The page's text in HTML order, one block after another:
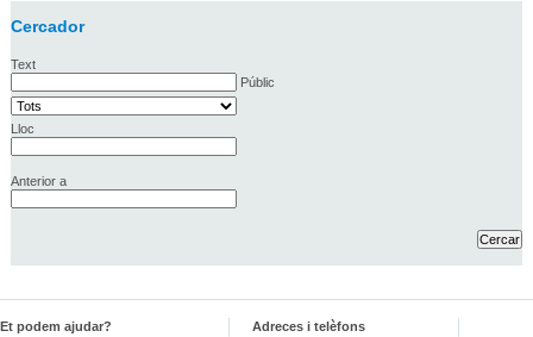
Cercador
Text
Públic
Lloc
Anterior a
Et podem ajudar?
Adreces i telèfons